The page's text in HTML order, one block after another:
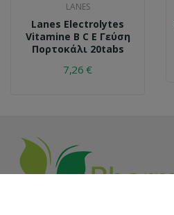
LANES
Lanes Electrolytes
Vitamine B C E Γεύση
Πορτοκάλι 20tabs
7,26 €